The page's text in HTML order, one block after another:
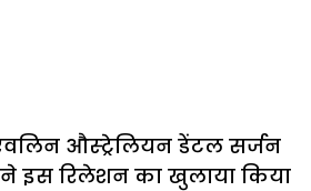
औस्ट्रेलियन डेंटल सर्जन
इस रिलेशन का खुलाया किया